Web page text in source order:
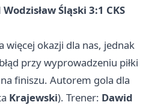
Śląski 3:1 CKS
więcej okazji dla nas, jednak
przy wyprowadzeniu piłki
finiszu. Autorem gola dla
Krajewski). Trener: Dawid